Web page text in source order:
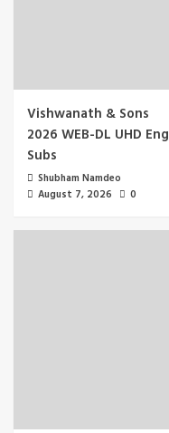
Vishwanath & Sons
2026 WEB-DL UHD Eng
Subs
Shubham Namdeo
August 7, 2026
0